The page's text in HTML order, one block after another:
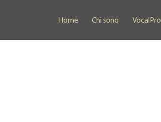
Home Chi sono VocalPro